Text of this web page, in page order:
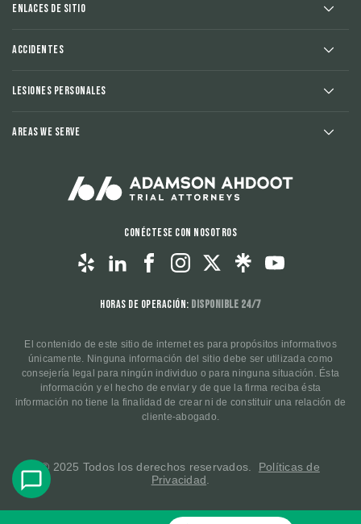
Enlaces de sitio
Accidentes
Lesiones Personales
Areas We Serve
Conéctese con nosotros
Horas de operación: Disponible 24/7
El contenido de este sitio de internet es para propósitos informativos
únicamente. Ninguna información del sitio debe ser utilizada como
consejería legal para ningún individuo o para ninguna situación. Ésta
información y el hecho de enviar y de que la firma reciba ésta
información no tiene la finalidad de crear ni de constituir una relación de
cliente-abogado.
© 2025 Todos los derechos reservados. Políticas de
Privacidad.